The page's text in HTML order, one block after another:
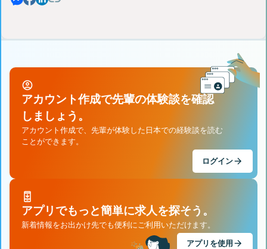
アカウント作成で先輩の体験談を確認
しましょう。
アカウント作成で、先輩が体験した日本での経験談を読む
ことができます。
ログイン
アプリでもっと簡単に求人を探そう。
新着情報をお出かけ先でも便利にご利用いただけます。
アプリを使用